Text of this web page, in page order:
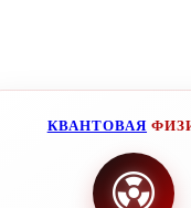
КВАНТОВАЯ